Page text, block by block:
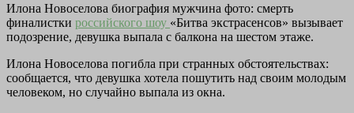
Илона Новоселова биография мужчина фото: смерть
финалистки российского шоу «Битва экстрасенсов» вызывает
подозрение, девушка выпала с балкона на шестом этаже.
Илона Новоселова погибла при странных обстоятельствах:
сообщается, что девушка хотела пошутить над своим молодым
человеком, но случайно выпала из окна.